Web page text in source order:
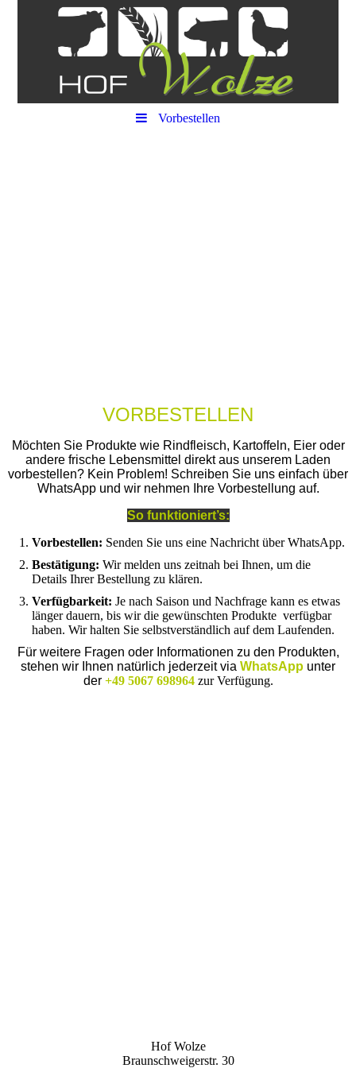
Vorbestellen
VORBESTELLEN
Möchten Sie Produkte wie Rindfleisch, Kartoffeln, Eier oder
andere frische Lebensmittel direkt aus unserem Laden
vorbestellen? Kein Problem! Schreiben Sie uns einfach über
WhatsApp und wir nehmen Ihre Vorbestellung auf.
So funktioniert’s:
Vorbestellen: Senden Sie uns eine Nachricht über WhatsApp.
Bestätigung: Wir melden uns zeitnah bei Ihnen, um die
Details Ihrer Bestellung zu klären.
Verfügbarkeit: Je nach Saison und Nachfrage kann es etwas
länger dauern, bis wir die gewünschten Produkte verfügbar
haben. Wir halten Sie selbstverständlich auf dem Laufenden.
Für weitere Fragen oder Informationen zu den Produkten,
stehen wir Ihnen natürlich jederzeit via WhatsApp unter
der +49 5067 698964zur Verfügung.
Hof Wolze
Braunschweigerstr. 30